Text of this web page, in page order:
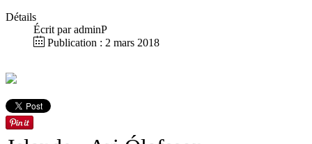
Détails
Écrit paradminP
Publication : 2 mars 2018